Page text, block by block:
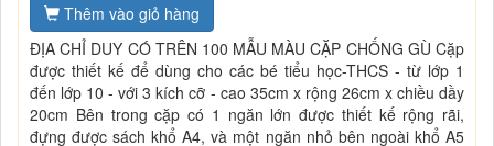
Thêm vào giỏ hàng
ĐỊA CHỈ DUY CÓ TRÊN 100 MẪU MÀU CẶP CHỐNG GÙ Cặp
được thiết kế để dùng cho các bé tiểu học-THCS - từ lớp 1
đến lớp 10 - với 3 kích cỡ - cao 35cm x rộng 26cm x chiều dầy
20cm Bên trong cặp có 1 ngăn lớn được thiết kế rộng rãi,
đựng được sách khổ A4, và một ngăn nhỏ bên ngoài khổ A5